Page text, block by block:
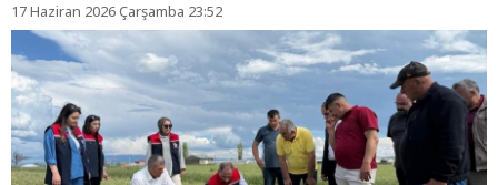
17 Haziran 2026 Çarşamba 23:52